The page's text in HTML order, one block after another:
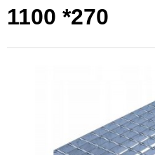
1100 *270